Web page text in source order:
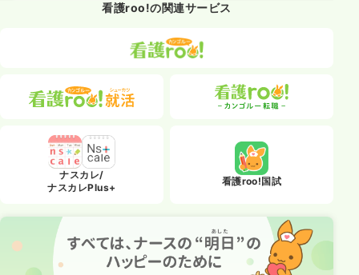
看護roo!の関連サービス
ナスカレ/
ナスカレPlus+
看護roo!国試